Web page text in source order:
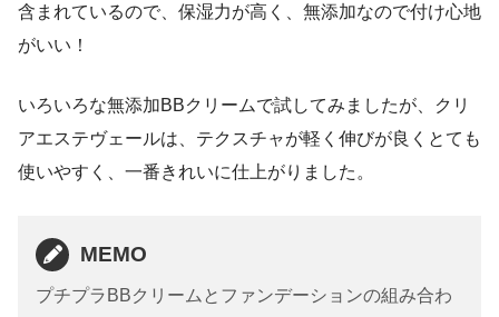
含まれているので、保湿力が高く、無添加なので付け心地
がいい！
いろいろな無添加BBクリームで試してみましたが、クリ
アエステヴェールは、テクスチャが軽く伸びが良くとても
使いやすく、一番きれいに仕上がりました。
MEMO
プチプラBBクリームとファンデーションの組み合わ